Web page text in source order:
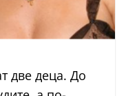
две деца. До